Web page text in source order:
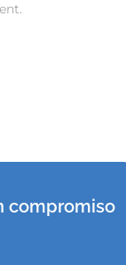
compromiso